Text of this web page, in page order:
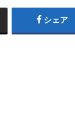
シェア